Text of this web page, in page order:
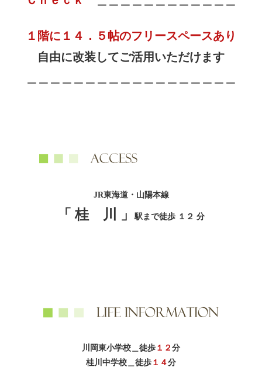
１階に１４．５帖のフリースペースあり
自由に改装してご活用いただけます
JR東海道・山陽本線
「 桂 川 」 駅まで徒歩 １２ 分
川岡東小学校＿徒歩１２分
桂川中学校＿徒歩１４分